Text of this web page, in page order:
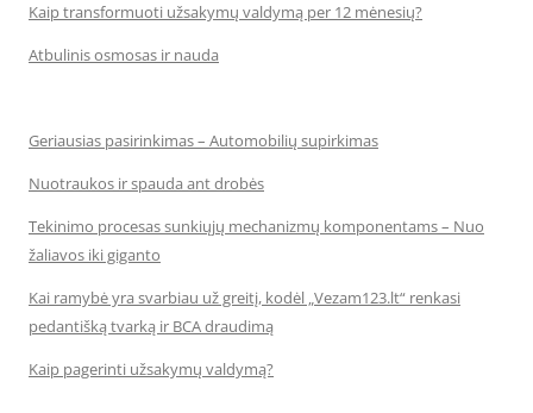
Kaip transformuoti užsakymų valdymą per 12 mėnesių?
Atbulinis osmosas ir nauda
Geriausias pasirinkimas – Automobilių supirkimas
Nuotraukos ir spauda ant drobės
Tekinimo procesas sunkiųjų mechanizmų komponentams – Nuo
žaliavos iki giganto
Kai ramybė yra svarbiau už greitį, kodėl „Vezam123.lt“ renkasi
pedantišką tvarką ir BCA draudimą
Kaip pagerinti užsakymų valdymą?